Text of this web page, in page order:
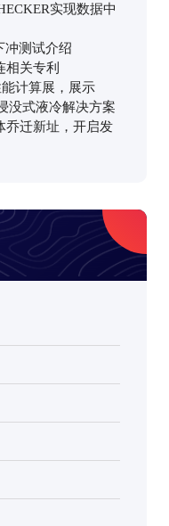
实现数据中
冲测试介绍
相关专利
计算展，展示
没式液冷解决方案
乔迁新址，开启发